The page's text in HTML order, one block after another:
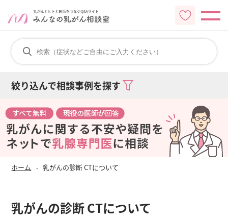
絞り込んで相談事例を探す
ホーム 乳がんの診断 CTについて
乳がんの診断 CTについて